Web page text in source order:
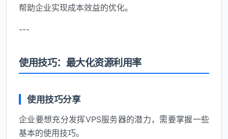
帮助企业实现成本效益的优化。
---
使用技巧：最大化资源利用率
使用技巧分享
企业要想充分发挥VPS服务器的潜力，需要掌握一些
基本的使用技巧。